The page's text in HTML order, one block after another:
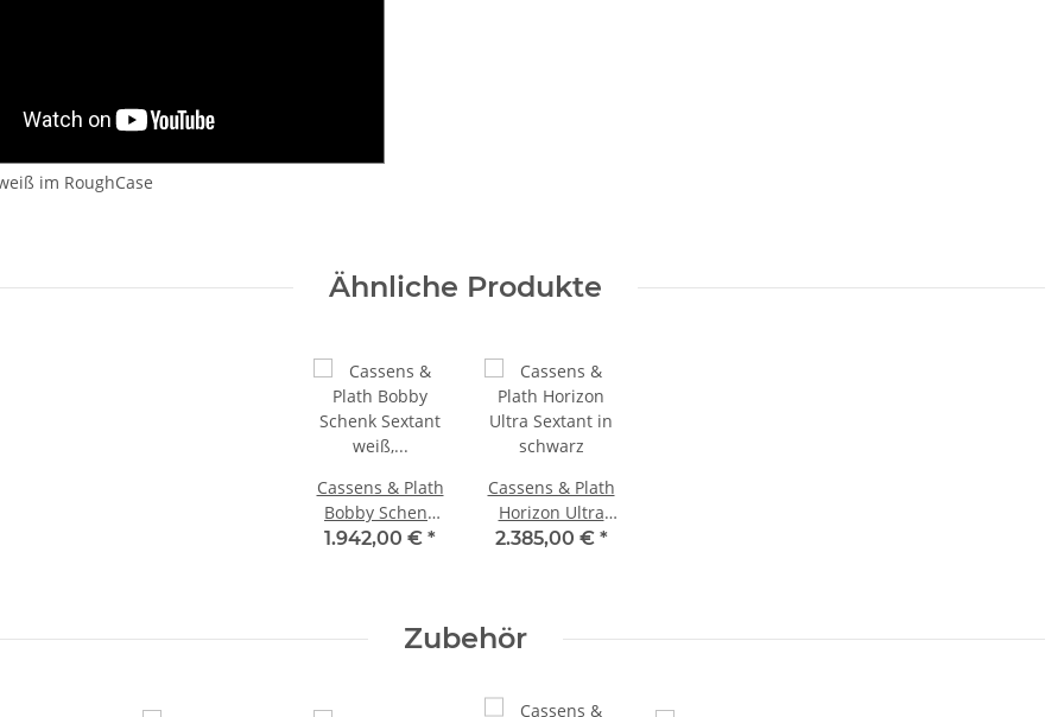
im RoughCase
Ähnliche Produkte
Cassens & Plath
Bobby Schenk
Sextant weiß,
1.942,00 € *
Cassens & Plath
Horizon Ultra
Sextant in
2.385,00 € *
Zubehör